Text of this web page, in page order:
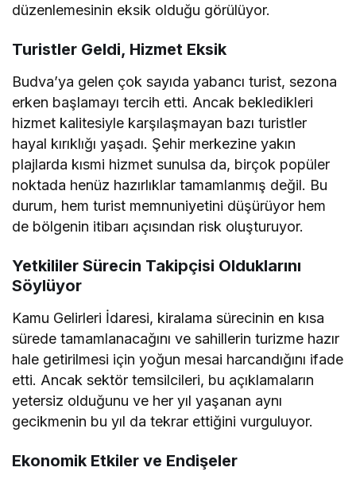
düzenlemesinin eksik olduğu görülüyor.
Turistler Geldi, Hizmet Eksik
Budva’ya gelen çok sayıda yabancı turist, sezona
erken başlamayı tercih etti. Ancak bekledikleri
hizmet kalitesiyle karşılaşmayan bazı turistler
hayal kırıklığı yaşadı. Şehir merkezine yakın
plajlarda kısmi hizmet sunulsa da, birçok popüler
noktada henüz hazırlıklar tamamlanmış değil. Bu
durum, hem turist memnuniyetini düşürüyor hem
de bölgenin itibarı açısından risk oluşturuyor.
Yetkililer Sürecin Takipçisi Olduklarını
Söylüyor
Kamu Gelirleri İdaresi, kiralama sürecinin en kısa
sürede tamamlanacağını ve sahillerin turizme hazır
hale getirilmesi için yoğun mesai harcandığını ifade
etti. Ancak sektör temsilcileri, bu açıklamaların
yetersiz olduğunu ve her yıl yaşanan aynı
gecikmenin bu yıl da tekrar ettiğini vurguluyor.
Ekonomik Etkiler ve Endişeler